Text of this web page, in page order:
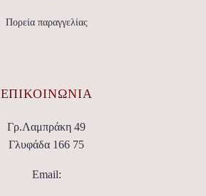
Πορεία παραγγελίας
ΕΠΙΚΟΙΝΩΝΊΑ
Γρ.Λαμπράκη 49
Γλυφάδα 166 75
Email: